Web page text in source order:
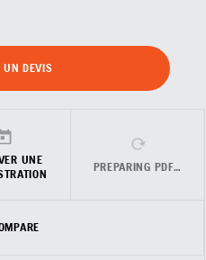
UN DEVIS
UNE
PREPARING PDF…